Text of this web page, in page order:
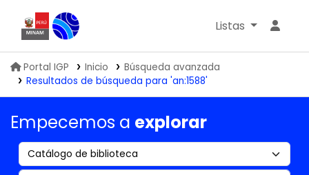
Biblioteca IGP
Listas
Portal IGP Inicio
Búsqueda avanzada
Resultados de búsqueda para 'an:1588'
Empecemos a explorar